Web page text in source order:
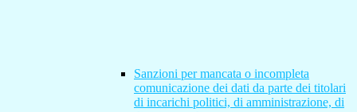
Sanzioni per mancata o incompleta
comunicazione dei dati da parte dei titolari
di incarichi politici, di amministrazione, di